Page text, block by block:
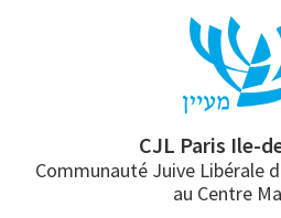
principale
CJL Paris Ile-
Communauté Juive Libérale
au Centre